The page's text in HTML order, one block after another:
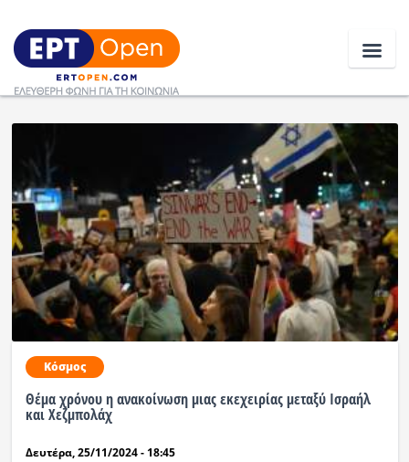
Ελλάδα
Κοινωνία
Πολιτική
Οικονομία
Αθλητικά
Ραδιόφωνο LIVE
Κόσμος
Θέμα χρόνου η ανακοίνωση μιας εκεχειρίας μεταξύ Ισραήλ
και Χεζμπολάχ
Δευτέρα, 25/11/2024 - 18:45